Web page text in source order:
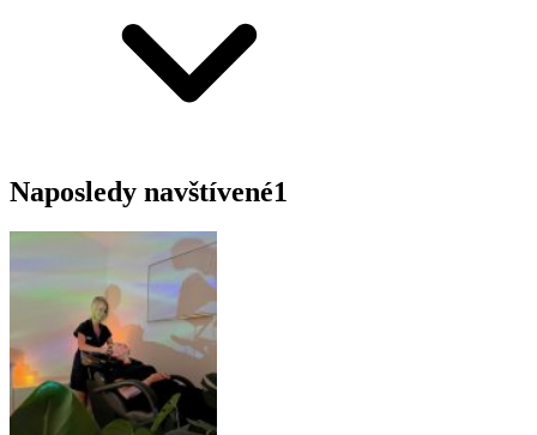
Naposledy navštívené1